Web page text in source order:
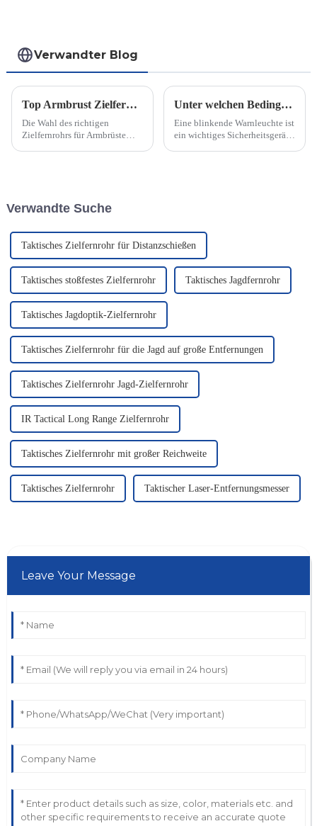
Verwandter Blog
Top Armbrust Zielfernrohre für die Jagd im Vergleich
Die Wahl des richtigen
Zielfernrohrs für Armbrüste
Klarheit und Langlebigkeit
Unter welchen Bedingungen können Blink- und Warnlampen eingesetzt werden?
Eine blinkende Warnleuchte ist
ein wichtiges Sicherheitsgerät,
Verwandte Suche
Taktisches Zielfernrohr für Distanzschießen
Taktisches stoßfestes Zielfernrohr Taktisches Jagdfernrohr
Taktisches Jagdoptik-Zielfernrohr
Taktisches Zielfernrohr für die Jagd auf große Entfernungen
Taktisches Zielfernrohr Jagd-Zielfernrohr
IR Tactical Long Range Zielfernrohr
Taktisches Zielfernrohr mit großer Reichweite
Taktisches Zielfernrohr Taktischer Laser-Entfernungsmesser
Leave Your Message